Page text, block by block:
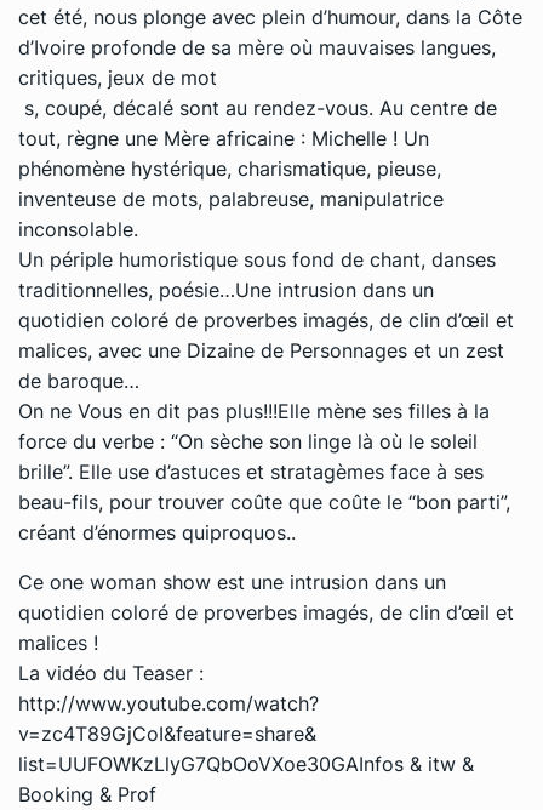
cet été, nous plonge avec plein d’humour, dans la Côte
d’Ivoire profonde de sa mère où mauvaises langues,
critiques, jeux de mot
s, coupé, décalé sont au rendez-vous. Au centre de
tout, règne une Mère africaine : Michelle ! Un
phénomène hystérique, charismatique, pieuse,
inventeuse de mots, palabreuse, manipulatrice
inconsolable.
Un périple humoristique sous fond de chant, danses
traditionnelles, poésie…Une intrusion dans un
quotidien coloré de proverbes imagés, de clin d’œil et
malices, avec une Dizaine de Personnages et un zest
de baroque…
On ne Vous en dit pas plus!!!Elle mène ses filles à la
force du verbe : “On sèche son linge là où le soleil
brille”. Elle use d’astuces et stratagèmes face à ses
beau-fils, pour trouver coûte que coûte le “bon parti”,
créant d’énormes quiproquos..
Ce one woman show est une intrusion dans un
quotidien coloré de proverbes imagés, de clin d’œil et
malices !
La vidéo du Teaser :
http://www.youtube.com/watch?
v=zc4T89GjCoI&feature=share&
list=UUFOWKzLlyG7QbOoVXoe30GAInfos & itw &
Booking & Prof